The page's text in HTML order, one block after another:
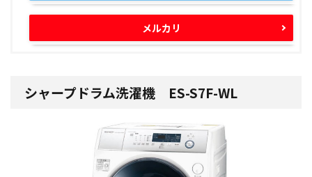
メルカリ
シャープドラム洗濯機 ES-S7F-WL